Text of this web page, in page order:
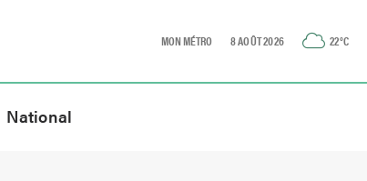
MON MÉTRO 8 AOÛT 2026 22°C
National